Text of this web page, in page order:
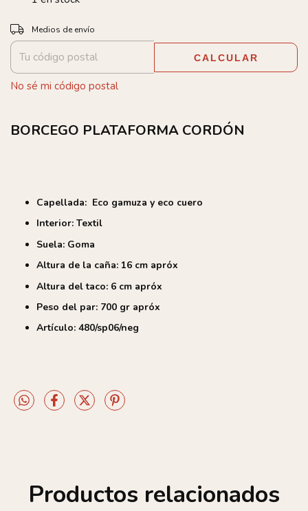
Entregas para el CP:
Medios de envío
CALCULAR
No sé mi código postal
BORCEGO PLATAFORMA CORDÓN
Capellada: Eco gamuza y eco cuero
Interior: Textil
Suela: Goma
Altura de la caña: 16 cm apróx
Altura del taco: 6 cm apróx
Peso del par: 700 gr apróx
Artículo: 480/sp06/neg
Productos relacionados